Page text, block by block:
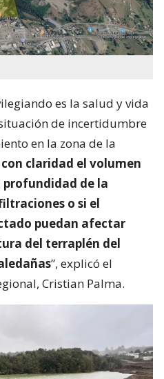
es la salud y vida
de incertidumbre
en la zona de la
con claridad el volumen
de la
o si el
puedan afectar
del terraplén del
”, explicó el
Cristian Palma.